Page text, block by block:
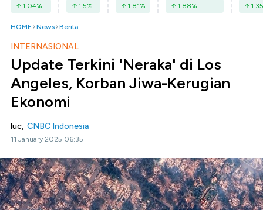
1.04% 1.5% 1.81% 1.88% 1.35
HOME News Berita
INTERNASIONAL
Update Terkini 'Neraka' di Los
Angeles, Korban Jiwa-Kerugian
Ekonomi
luc, CNBC Indonesia
11 January 2025 06:35